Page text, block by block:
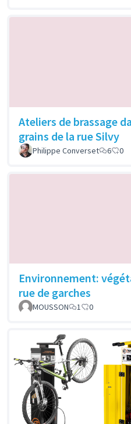
Ateliers de brassage
grains de la rue Silvy
Philippe Converset 6 0
Environnement:
rue de garches
MOUSSON 1 0